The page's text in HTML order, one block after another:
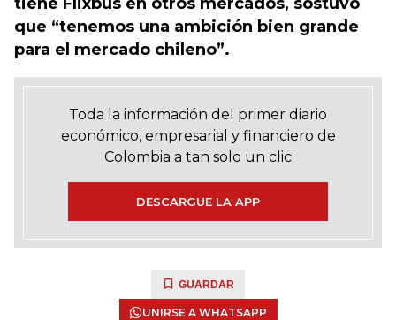
que “tenemos una ambición bien grande
para el mercado chileno”.
Toda la información del primer diario
económico, empresarial y financiero de
Colombia a tan solo un clic
DESCARGUE LA APP
GUARDAR
UNIRSE A WHATSAPP